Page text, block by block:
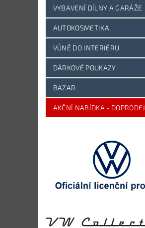
VYBAVENÍ DÍLNY A GARÁŽE
AUTOKOSMETIKA
VŮNĚ DO INTERIÉRU
DÁRKOVÉ POUKAZY
BAZAR
AKČNÍ NABÍDKA - DOPRODEJ